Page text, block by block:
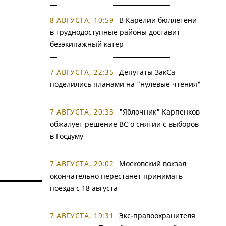
8 АВГУСТА, 10:59
В Карелии бюллетени
в труднодоступные районы доставит
безэкипажный катер
7 АВГУСТА, 22:35
Депутаты ЗакСа
поделились планами на "нулевые чтения"
7 АВГУСТА, 20:33
"Яблочник" Карпенков
обжалует решение ВС о снятии с выборов
в Госдуму
7 АВГУСТА, 20:02
Московский вокзал
окончательно перестанет принимать
поезда с 18 августа
7 АВГУСТА, 19:31
Экс-правоохранителя